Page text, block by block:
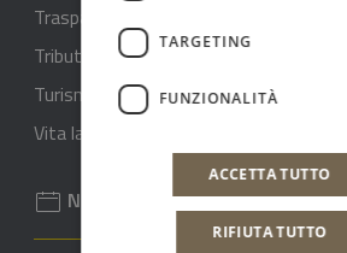
Trasparenza rifiuti - ARERA
Tributi e finanze
Turismo
Vita lavorativa
NOVITÀ
TARGETING
FUNZIONALITÀ
ACCETTA TUTTO
RIFIUTA TUTTO